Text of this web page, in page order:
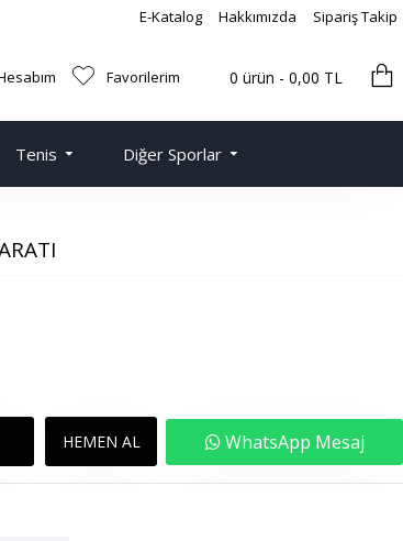
E-Katalog Hakkımızda Sipariş Takip
Favorilerim 0 ürün - 0,00 TL
Tenis Diğer Sporlar
HEMEN AL WhatsApp Mesaj